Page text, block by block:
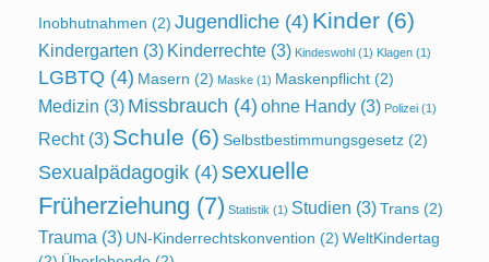
Inobhutnahmen (2) Jugendliche (4) Kinder (6)
Kindergarten (3) Kinderrechte (3) Kindeswohl (1) Klagen (1)
LGBTQ (4) Masern (2) Maske (1) Maskenpflicht (2)
Medizin (3) Missbrauch (4) ohne Handy (3) Polizei (1)
Recht(3) Schule (6) Selbstbestimmungsgesetz (2)
Sexualpädagogik (4) sexuelle
Früherziehung (7) Statistik (1) Studien (3)Trans (2)
Trauma (3) UN-Kinderrechtskonvention (2) WeltKindertag